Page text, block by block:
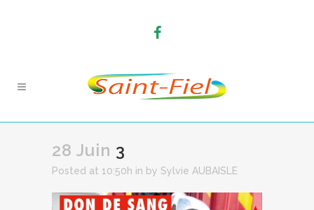
28 Juin 3
Posted at 10:50h in by Sylvie AUBAISLE